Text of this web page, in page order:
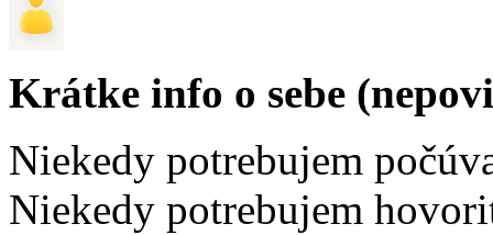
Krátke info o sebe
Niekedy potrebujem
Niekedy potrebujem